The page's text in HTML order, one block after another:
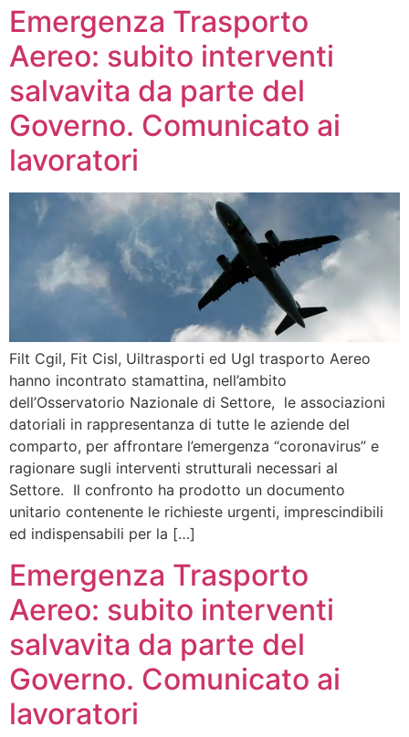
Emergenza Trasporto
Aereo: subito interventi
salvavita da parte del
Governo. Comunicato ai
lavoratori
Filt Cgil, Fit Cisl, Uiltrasporti ed Ugl trasporto Aereo
hanno incontrato stamattina, nell’ambito
dell’Osservatorio Nazionale di Settore, le associazioni
datoriali in rappresentanza di tutte le aziende del
comparto, per affrontare l’emergenza “coronavirus” e
ragionare sugli interventi strutturali necessari al
Settore. Il confronto ha prodotto un documento
unitario contenente le richieste urgenti, imprescindibili
ed indispensabili per la […]
Emergenza Trasporto
Aereo: subito interventi
salvavita da parte del
Governo. Comunicato ai
lavoratori